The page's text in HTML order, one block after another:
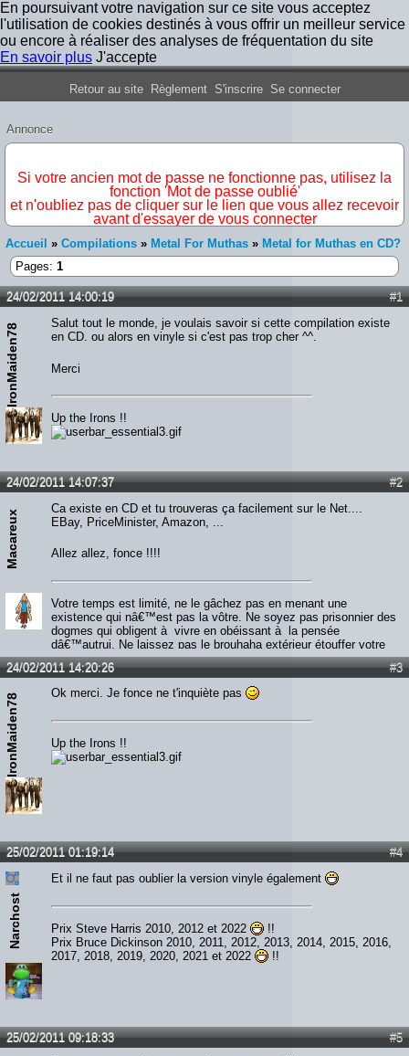
En poursuivant votre navigation sur ce site vous acceptez
l'utilisation de cookies destinés à vous offrir un meilleur service
ou encore à réaliser des analyses de fréquentation du site
En savoir plus J'accepte
Forum Iron Maiden France
Retour au site Règlement S'inscrire Se connecter
Annonce
Si votre ancien mot de passe ne fonctionne pas, utilisez la
fonction 'Mot de passe oublié'
et n'oubliez pas de cliquer sur le lien que vous allez recevoir
avant d'essayer de vous connecter
Accueil » Compilations » Metal For Muthas » Metal for Muthas en CD?
Pages: 1
#1
24/02/2011 14:00:19
IronMaiden78
Salut tout le monde, je voulais savoir si cette compilation existe
en CD. ou alors en vinyle si c'est pas trop cher ^^.
Merci
Up the Irons !!
#2
24/02/2011 14:07:37
Macareux
Ca existe en CD et tu trouveras ça facilement sur le Net....
EBay, PriceMinister, Amazon, ...
Allez allez, fonce !!!!
Votre temps est limité, ne le gâchez pas en menant une
existence qui nâ€™est pas la vôtre. Ne soyez pas prisonnier des
dogmes qui obligent à vivre en obéissant à la pensée
dâ€™autrui. Ne laissez pas le brouhaha extérieur étouffer votre
voix intérieure. Ayez le courage de suivre votre cÅ“ur et votre
intuition. Lâ€™un et lâ€™autre savent ce que vous voulez
réellement devenir. Le reste est secondaire.
#3
24/02/2011 14:20:26
IronMaiden78 Ok merci. Je fonce ne t'inquiète pas
Up the Irons !!
#4
25/02/2011 01:19:14
Narchost
Et il ne faut pas oublier la version vinyle également
Prix Steve Harris 2010, 2012 et 2022
!!
Prix Bruce Dickinson 2010, 2011, 2012, 2013, 2014, 2015, 2016,
2017, 2018, 2019, 2020, 2021 et 2022
!!
#5
25/02/2011 09:18:33